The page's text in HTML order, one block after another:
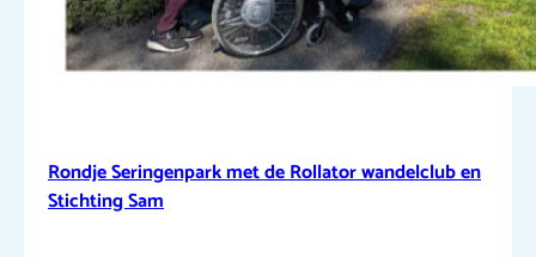
Rondje Seringenpark met de Rollator wandelclub en
Stichting Sam